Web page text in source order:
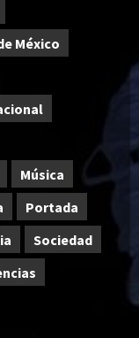
México
Música
Portada
Sociedad